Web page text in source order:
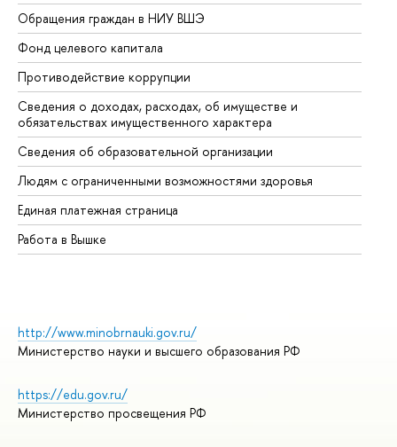
Обращения граждан в НИУ ВШЭ
Фонд целевого капитала
Противодействие коррупции
Сведения о доходах, расходах, об имуществе и
обязательствах имущественного характера
Сведения об образовательной организации
Людям с ограниченными возможностями здоровья
Единая платежная страница
Работа в Вышке
http://www.minobrnauki.gov.ru/
Министерство науки и высшего образования РФ
https://edu.gov.ru/
Министерство просвещения РФ